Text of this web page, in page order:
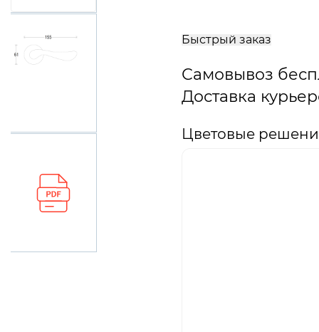
Быстрый заказ
Самовывоз
Доставка
Цветовые